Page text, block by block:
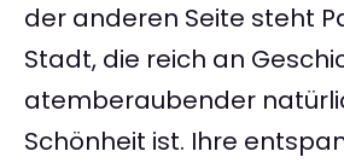
der anderen Seite steht
Stadt, die reich an
atemberaubender
Schönheit ist. Ihre